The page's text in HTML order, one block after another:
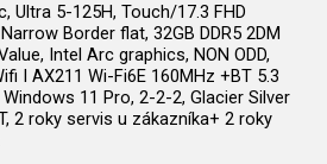
Ultra 5-125H, Touch/17.3 FHD
Border flat, 32GB DDR5 2DM
Intel Arc graphics, NON ODD,
I AX211 Wi-Fi6E 160MHz +BT 5.3
11 Pro, 2-2-2, Glacier Silver
2 roky servis u zákazníka+ 2 roky